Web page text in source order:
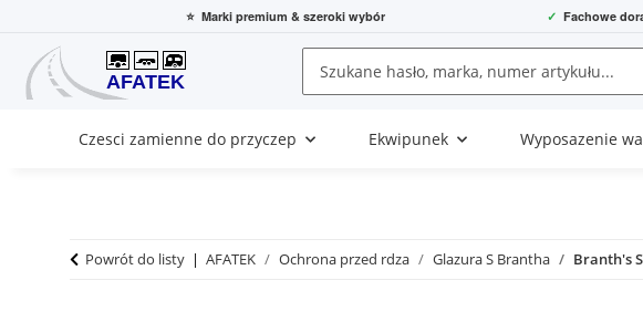
⭐ Marki premium & szeroki wybór ✓ Fachowe
Czesci zamienne do przyczep Ekwipunek Wyposazenie
Powrót do listy AFATEK Ochrona przed rdza Glazura S Brantha Branth's